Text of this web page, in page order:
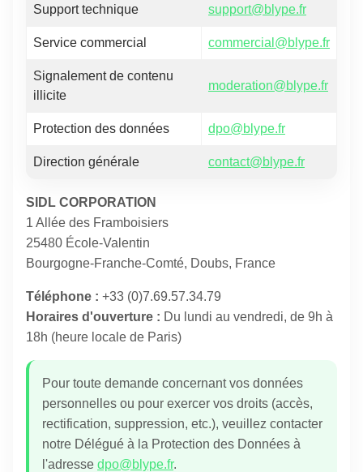
Support technique support@blype.fr
Service commercial commercial@blype.fr
Signalement de contenu
illicite
moderation@blype.fr
Protection des données dpo@blype.fr
Direction générale contact@blype.fr
SIDL CORPORATION
1 Allée des Framboisiers
25480 École-Valentin
Bourgogne-Franche-Comté, Doubs, France
Téléphone : +33 (0)7.69.57.34.79
Horaires d'ouverture : Du lundi au vendredi, de 9h à
18h (heure locale de Paris)
Pour toute demande concernant vos données
personnelles ou pour exercer vos droits (accès,
rectification, suppression, etc.), veuillez contacter
notre Délégué à la Protection des Données à
l'adresse dpo@blype.fr.